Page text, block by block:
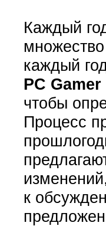
Каждый
каждый
PC Gamer
чтобы
Процесс
к